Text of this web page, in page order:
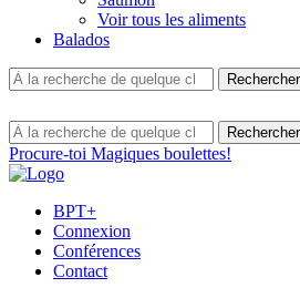
Voir tous les aliments
Balados
Procure-toi Magiques boulettes!
BPT+
Connexion
Conférences
Contact